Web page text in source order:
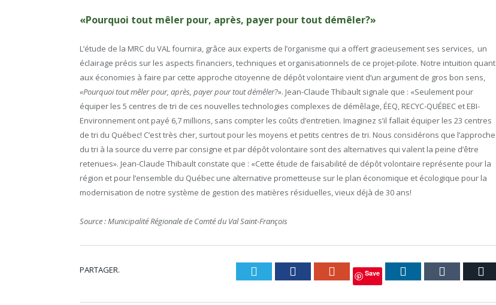
«Pourquoi tout mêler pour, après, payer pour tout démêler?»
L’étude de la MRC du VAL fournira, grâce aux experts de l’organisme qui a offert gracieusement ses services, un
éclairage précis sur les aspects financiers, techniques et organisationnels de ce projet-pilote. Notre intuition quant
aux économies à faire par cette approche citoyenne de dépôt volontaire vient d’un argument de gros bon sens,
«Pourquoi tout mêler pour, après, payer pour tout démêler?». Jean-Claude Thibault signale que : «Seulement pour
équiper les 5 centres de tri de ces nouvelles technologies complexes de démêlage, ÉEQ, RECYC-QUÉBEC et EBI-
Environnement ont payé 6,7 millions, sans compter les coûts d’entretien. Imaginez s’il fallait équiper les 23 centres
de tri du Québec! C’est très cher, surtout pour les moyens et petits centres de tri. Nous considérons que l’approche
du tri à la source du verre par consigne et par dépôt volontaire sont des alternatives qui valent la peine d’être
retenues». Jean-Claude Thibault constate que : «Cette étude de faisabilité de dépôt volontaire représente pour la
région et pour l’ensemble du Québec une alternative prometteuse sur le plan économique et écologique pour la
modernisation de notre système de gestion des matières résiduelles, vieux déjà de 30 ans!
Source : Municipalité Régionale de Comté du Val Saint-François
PARTAGER. Twitter Facebook Google+
Save LinkedIn Tumblr